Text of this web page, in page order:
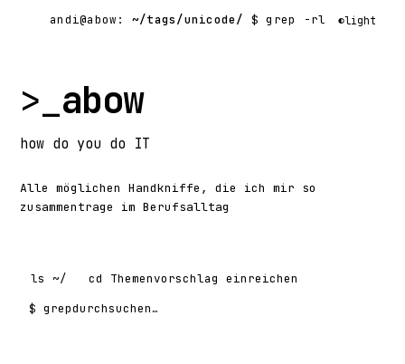
andi@abow: ~/tags/unicode/ $ grep -rl ◐light
>_abow
how do you do IT
Alle möglichen Handkniffe, die ich mir so
zusammentrage im Berufsalltag
ls ~/ cd
Themenvorschlag einreichen
$ grep
Suchen nach: